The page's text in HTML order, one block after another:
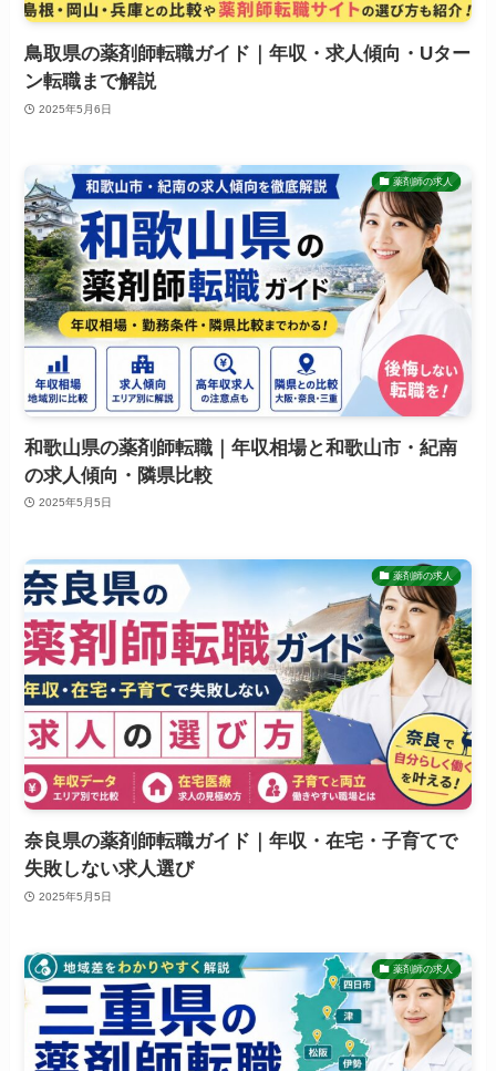
鳥取県の薬剤師転職ガイド｜年収・求人傾向・Uター
ン転職まで解説
2025年5月6日
薬剤師の求人
和歌山県の薬剤師転職｜年収相場と和歌山市・紀南
の求人傾向・隣県比較
2025年5月5日
薬剤師の求人
奈良県の薬剤師転職ガイド｜年収・在宅・子育てで
失敗しない求人選び
2025年5月5日
薬剤師の求人